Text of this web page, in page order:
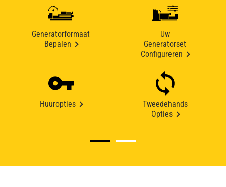
Generatorformaat
Bepalen
Uw
Generatorset
Configureren
Huuropties
Tweedehands
Opties